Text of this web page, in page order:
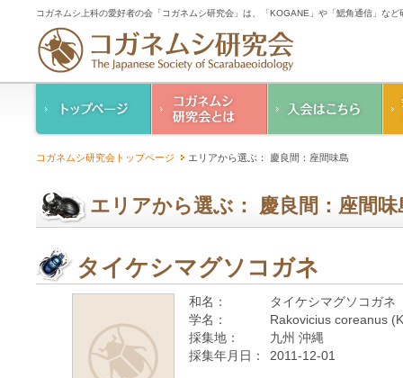
コガネムシ上科の愛好者の会「コガネムシ研究会」は、「KOGANE」や「鰓角通信」な
ご案内
幹事紹介
人情報保護要領
コガネムシ研究会トップページ エリアから選ぶ： 慶良間：座間味島
エリアから選ぶ： 慶良間：座間味
タイケシマグソコガネ
和名：
タイケシマグソコガネ
学名：
Rakovicius coreanus
採集地：
九州 沖縄
採集年月日：
2011-12-01